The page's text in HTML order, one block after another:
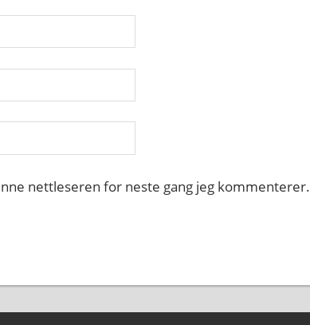
nettleseren for neste gang jeg kommenterer.